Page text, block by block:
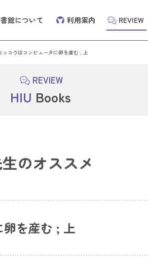
館について 利用案内 REVIEW
ッコウはコンピュータに卵を産む ; 上
REVIEW
HIU Books
のオススメ
を産む ; 上